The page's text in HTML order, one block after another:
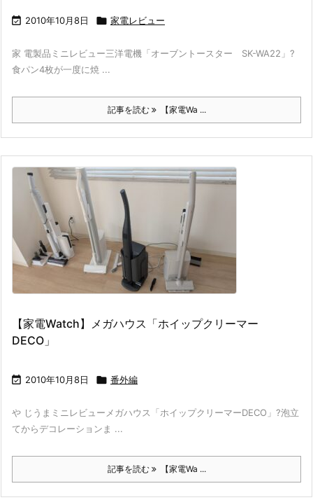
 2010年10月8日  家電レビュー
家 電製品ミニレビュー三洋電機「オーブントースター SK-WA22」?
食パン4枚が一度に焼 ...
記事を読む 【家電Wa ...
【家電Watch】メガハウス「ホイップクリーマー
DECO」
 2010年10月8日  番外編
や じうまミニレビューメガハウス「ホイップクリーマーDECO」?泡立
てからデコレーションま ...
記事を読む 【家電Wa ...